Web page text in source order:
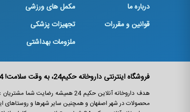
درباره ما
قوانین و مقررات
مکمل های ورزشی
تجهیزات پزشکی
ملزومات بهداشتی
فروشگاه اینترنتی داروخانه حکیم24، به وقت سلامت! 24ساعت مراقب سلامت و زیبایی شما!
هدف داروخانه آنلاین حکیم 24
محصولات در شهر اصفهان و همچنین سایر شهرها و روستاهای